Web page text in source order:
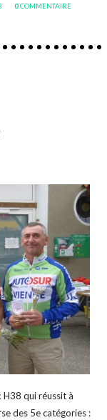
0COMMENTAIRE
qui réussit à
des 5e catégories :